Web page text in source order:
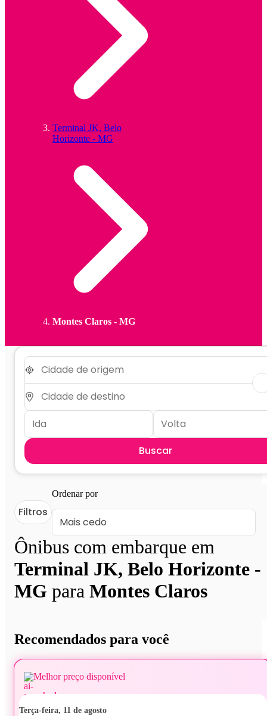
Terminal JK, Belo
Horizonte - MG
Montes Claros - MG
Buscar
Ônibus com embarque em
Terminal JK, Belo Horizonte -
MG para Montes Claros
Filtros
Ordenar por
Recomendados para você
Melhor preço disponível
terça-feira, 11 de agosto